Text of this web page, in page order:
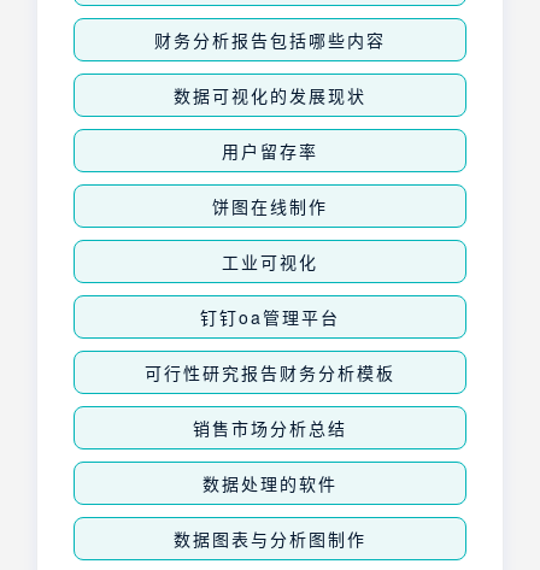
财务分析报告包括哪些内容
数据可视化的发展现状
用户留存率
饼图在线制作
工业可视化
钉钉oa管理平台
可行性研究报告财务分析模板
销售市场分析总结
数据处理的软件
数据图表与分析图制作